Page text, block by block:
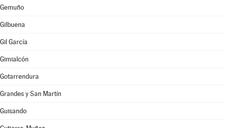
Gemuño
Gilbuena
Gil García
Gimialcón
Gotarrendura
Grandes y San Martín
Guisando